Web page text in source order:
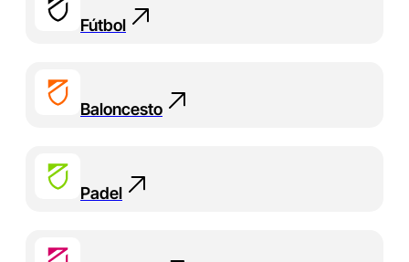
Fútbol
Baloncesto
Padel